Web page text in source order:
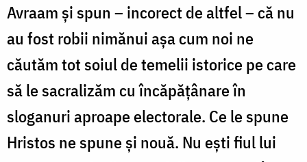
Avraam și spun – incorect de altfel – că nu
au fost robii nimănui așa cum noi ne
căutăm tot soiul de temelii istorice pe care
să le sacralizăm cu încăpățânare în
sloganuri aproape electorale. Ce le spune
Hristos ne spune și nouă. Nu ești fiul lui